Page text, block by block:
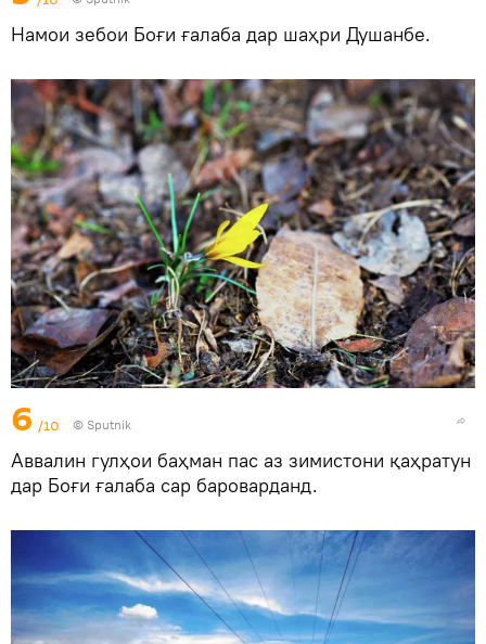
Намои зебои Боғи ғалаба дар шаҳри Душанбе.
6 /10 © Sputnik
Аввалин гулҳои баҳман пас аз зимистони қаҳратун
дар Боғи ғалаба сар бароварданд.